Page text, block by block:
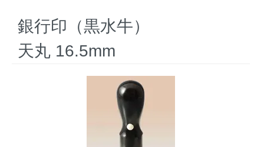
銀行印（黒水牛）
天丸 16.5mm